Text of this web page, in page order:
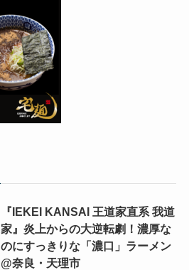
『IEKEI KANSAI 王道家直系 我道
家』炎上からの大逆転劇！濃厚な
のにすっきりな「濃口」ラーメン
@奈良・天理市